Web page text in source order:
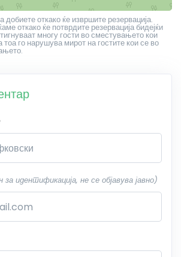
добиете откако ќе извршите резервација.
откако ќе потврдите резервација бидејќи
многу гости во сместувањето кои
тоа го нарушува мирот на гостите кои се во
за идентификација, не се објавува јавно)